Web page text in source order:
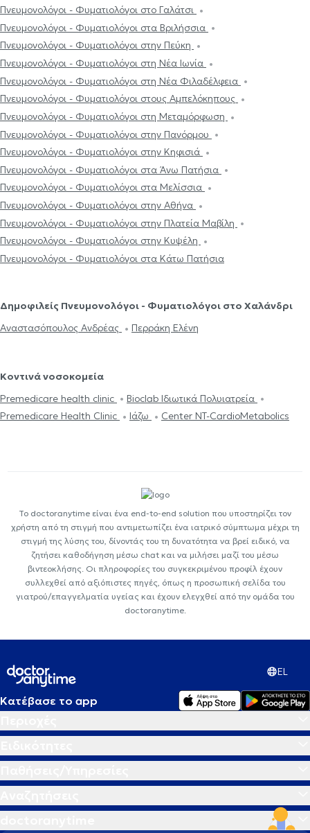
Πνευμονολόγοι - Φυματιολόγοι στο Γαλάτσι
Πνευμονολόγοι - Φυματιολόγοι στα Βριλήσσια
Πνευμονολόγοι - Φυματιολόγοι στην Πεύκη
Πνευμονολόγοι - Φυματιολόγοι στη Νέα Ιωνία
Πνευμονολόγοι - Φυματιολόγοι στη Νέα Φιλαδέλφεια
Πνευμονολόγοι - Φυματιολόγοι στους Αμπελόκηπους
Πνευμονολόγοι - Φυματιολόγοι στη Μεταμόρφωση
Πνευμονολόγοι - Φυματιολόγοι στην Πανόρμου
Πνευμονολόγοι - Φυματιολόγοι στην Κηφισιά
Πνευμονολόγοι - Φυματιολόγοι στα Άνω Πατήσια
Πνευμονολόγοι - Φυματιολόγοι στα Μελίσσια
Πνευμονολόγοι - Φυματιολόγοι στην Αθήνα
Πνευμονολόγοι - Φυματιολόγοι στην Πλατεία Μαβίλη
Πνευμονολόγοι - Φυματιολόγοι στην Κυψέλη
Πνευμονολόγοι - Φυματιολόγοι στα Κάτω Πατήσια
Δημοφιλείς Πνευμονολόγοι - Φυματιολόγοι στο Χαλάνδρι
Αναστασόπουλος Ανδρέας
Περράκη Ελένη
Κοντινά νοσοκομεία
Premedicare health clinic
Bioclab Ιδιωτικά Πολυιατρεία
Premedicare Health Clinic
Ιάζω Center NT-CardioMetabolics
Το doctoranytime είναι ένα end-to-end solution που υποστηρίζει τον
χρήστη από τη στιγμή που αντιμετωπίζει ένα ιατρικό σύμπτωμα μέχρι τη
στιγμή της λύσης του, δίνοντάς του τη δυνατότητα να βρεί ειδικό, να
ζητήσει καθοδήγηση μέσω chat και να μιλήσει μαζί του μέσω
βιντεοκλήσης. Οι πληροφορίες του συγκεκριμένου προφίλ έχουν
συλλεχθεί από αξιόπιστες πηγές, όπως η προσωπική σελίδα του
γιατρού/επαγγελματία υγείας και έχουν ελεγχθεί από την ομάδα του
doctoranytime.
EL
Κατέβασε το app